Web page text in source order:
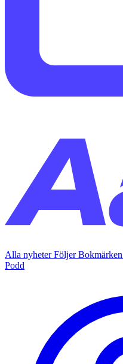
Alla nyheterFöljerBokmärken
Podd